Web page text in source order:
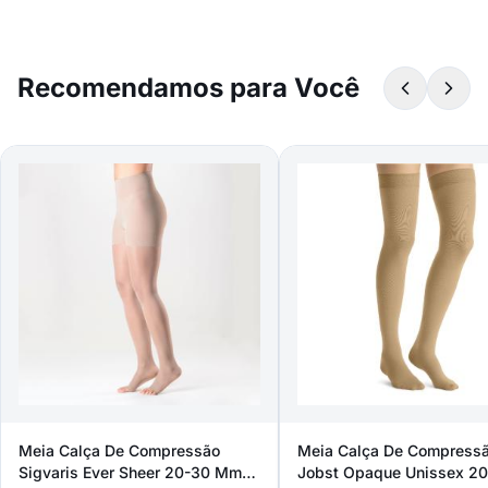
Recomendamos para Você
Meia Calça De Compressão
Sigvaris Ever Sheer 20-30 Mmhg
Meia Calça De
Jobst Opaque Unissex